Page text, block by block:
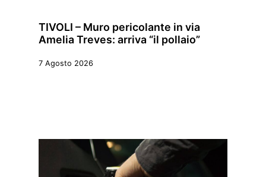
TIVOLI – Muro pericolante in via
Amelia Treves: arriva “il pollaio”
7 Agosto 2026